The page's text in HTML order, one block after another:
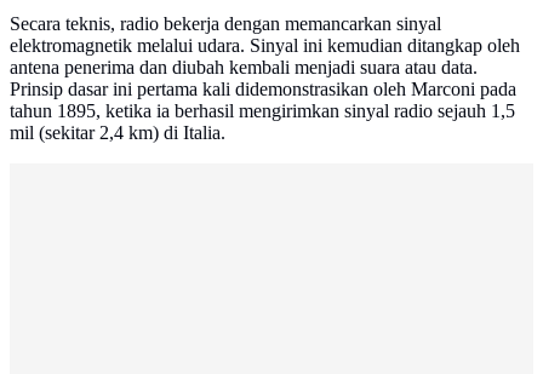
Secara teknis, radio bekerja dengan memancarkan sinyal
elektromagnetik melalui udara. Sinyal ini kemudian ditangkap oleh
antena penerima dan diubah kembali menjadi suara atau data.
Prinsip dasar ini pertama kali didemonstrasikan oleh Marconi pada
tahun 1895, ketika ia berhasil mengirimkan sinyal radio sejauh 1,5
mil (sekitar 2,4 km) di Italia.